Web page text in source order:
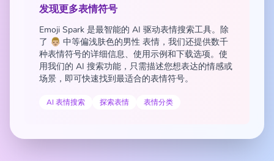
发现更多表情符号
Emoji Spark 是最智能的 AI 驱动表情搜索工具。除
了 👨🏼 中等偏浅肤色的男性 表情，我们还提供数千
种表情符号的详细信息、使用示例和下载选项。使
用我们的 AI 搜索功能，只需描述您想表达的情感或
场景，即可快速找到最适合的表情符号。
AI 表情搜索 探索表情 表情分类